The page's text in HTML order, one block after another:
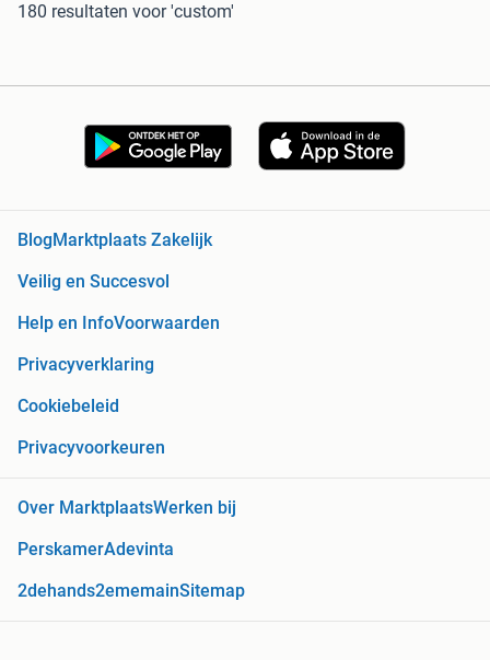
180 resultaten voor 'custom'
Blog Marktplaats Zakelijk
Veilig en Succesvol
Help en InfoVoorwaarden
Privacyverklaring
Cookiebeleid
Privacyvoorkeuren
Over MarktplaatsWerken bij
PerskamerAdevinta
2dehands2ememainSitemap